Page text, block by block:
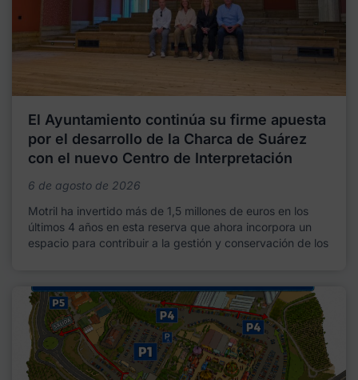
El Ayuntamiento continúa su firme apuesta
por el desarrollo de la Charca de Suárez
con el nuevo Centro de Interpretación
6 de agosto de 2026
Motril ha invertido más de 1,5 millones de euros en los
últimos 4 años en esta reserva que ahora incorpora un
espacio para contribuir a la gestión y conservación de los